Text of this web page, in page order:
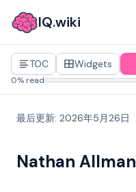
IQ.wiki
TOC Widgets
0% read
最后更新: 2026年5月26日
Nathan Allman